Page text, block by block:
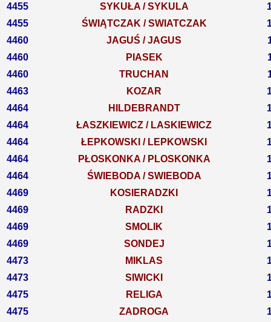
4455
SYKUŁA / SYKULA
4455
ŚWIĄTCZAK / SWIATCZAK
4460
JAGUŚ / JAGUS
4460
PIASEK
4460
TRUCHAN
4463
KOZAR
4464
HILDEBRANDT
4464
ŁASZKIEWICZ / LASKIEWICZ
4464
ŁEPKOWSKI / LEPKOWSKI
4464
PŁOSKONKA / PLOSKONKA
4464
ŚWIEBODA / SWIEBODA
4469
KOSIERADZKI
4469
RADZKI
4469
SMOLIK
4469
SONDEJ
4473
MIKLAS
4473
SIWICKI
4475
RELIGA
4475
ZADROGA